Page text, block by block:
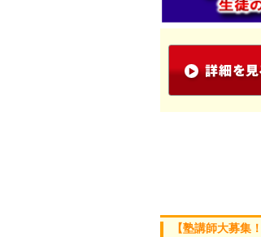
【塾講師大募集